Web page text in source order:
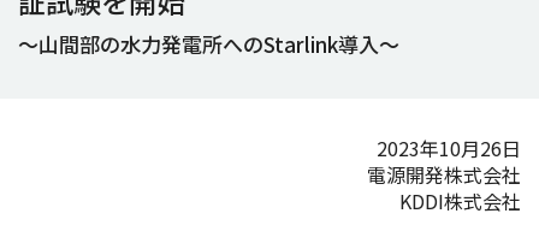
～山間部の水力発電所へのStarlink導入～
2023年10月26日
電源開発株式会社
KDDI株式会社